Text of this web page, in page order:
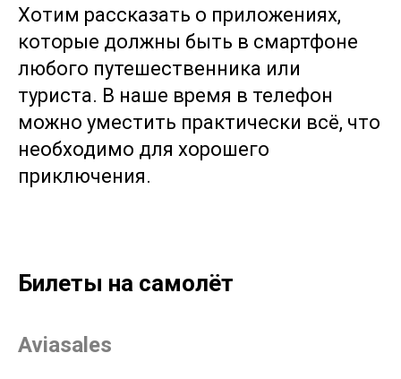
Хотим рассказать о приложениях,
которые должны быть в смартфоне
любого путешественника или
туриста. В наше время в телефон
можно уместить практически всё, что
необходимо для хорошего
приключения.
Билеты на самолёт
Aviasales